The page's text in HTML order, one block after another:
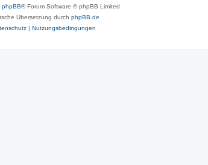
phpBB® Forum Software © phpBB Limited
Übersetzung durch phpBB.de
| Nutzungsbedingungen